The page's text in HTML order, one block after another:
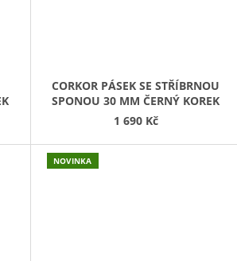
CORKOR PÁSEK SE STŘÍBRNOU
SPONOU 30 MM ČERNÝ KOREK
1 690 Kč
NOVINKA